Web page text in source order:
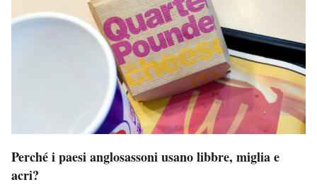
Perché i paesi anglosassoni usano libbre, miglia e
acri?